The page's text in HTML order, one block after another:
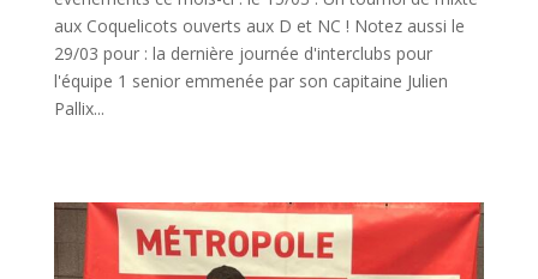
aux Coquelicots ouverts aux D et NC ! Notez aussi le
29/03 pour : la dernière journée d'interclubs pour
l'équipe 1 senior emmenée par son capitaine Julien
Pallix...